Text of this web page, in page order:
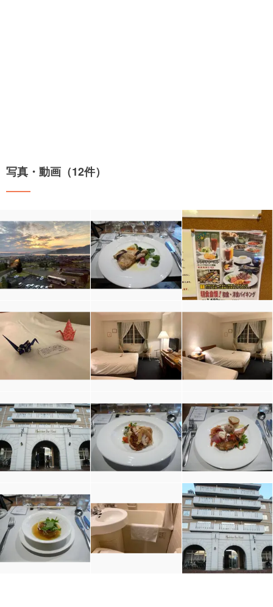
写真・動画（12件）